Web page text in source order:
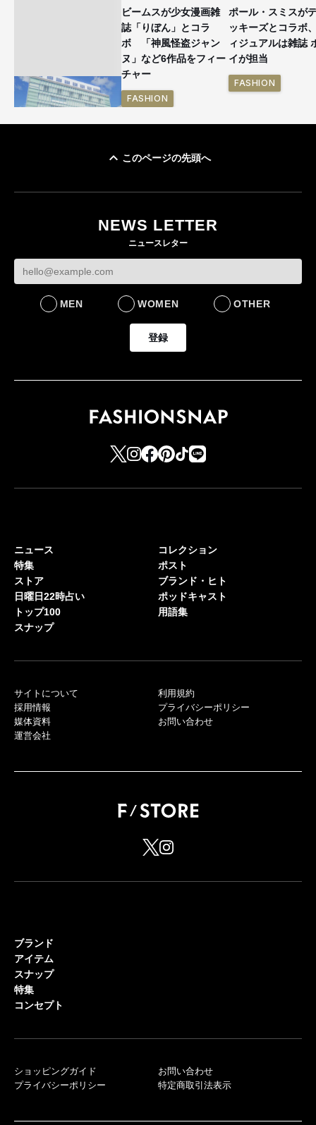
ビームスが少女漫画雑
誌「りぼん」とコラ
ボ 「神風怪盗ジャン
ヌ」など6作品をフィー
チャー
FASHION
ポール・スミスが
ッキーズとコラボ
ィジュアルは雑誌
イが担当
FASHION
このページの先頭へ
NEWS LETTER
ニュースレター
MEN WOMEN OTHER
登録
ニュース
特集
ストア
日曜日22時占い
トップ100
スナップ
コレクション
ポスト
ブランド・ヒト
ポッドキャスト
用語集
サイトについて
採用情報
媒体資料
運営会社
利用規約
プライバシーポリシー
お問い合わせ
ブランド
アイテム
スナップ
特集
コンセプト
ショッピングガイド
プライバシーポリシー
お問い合わせ
特定商取引法表示